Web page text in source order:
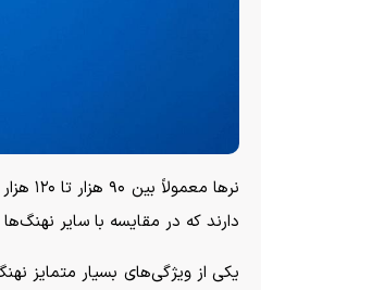
نر‌ها
دارند که در مقایسه با سایر
یکی از ویژگی‌های بسیار متمایز